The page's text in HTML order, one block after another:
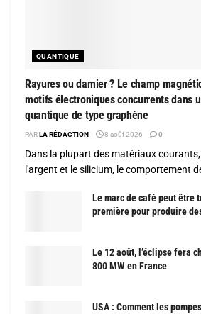
QUANTIQUE
Rayures ou damier ? Le champ
motifs électroniques concurrents dans
quantique de type graphène
PARLA RÉDACTION 8 août 2026 0
Dans la plupart des matériaux
l'argent et le silicium, le comportement
Le marc de café peut être
première pour produire
Le 12 août, l’éclipse fera
800 MW en France
USA : Comment les